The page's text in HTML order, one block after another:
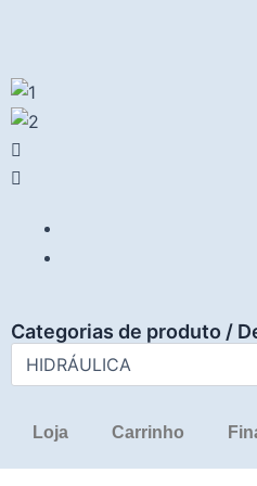
conteúdo
Categorias de produto /
Loja Carrinho